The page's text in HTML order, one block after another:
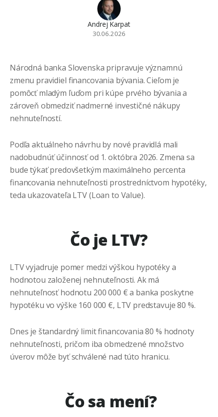
Andrej Karpat
30.06.2026
Národná banka Slovenska pripravuje významnú
zmenu pravidiel financovania bývania. Cieľom je
pomôcť mladým ľuďom pri kúpe prvého bývania a
zároveň obmedziť nadmerné investičné nákupy
nehnuteľností.
Podľa aktuálneho návrhu by nové pravidlá mali
nadobudnúť účinnosť od 1. októbra 2026. Zmena sa
bude týkať predovšetkým maximálneho percenta
financovania nehnuteľnosti prostredníctvom hypotéky,
teda ukazovateľa LTV (Loan to Value).
Čo je LTV?
LTV vyjadruje pomer medzi výškou hypotéky a
hodnotou založenej nehnuteľnosti. Ak má
nehnuteľnosť hodnotu 200 000 € a banka poskytne
hypotéku vo výške 160 000 €, LTV predstavuje 80 %.
Dnes je štandardný limit financovania 80 % hodnoty
nehnuteľnosti, pričom iba obmedzené množstvo
úverov môže byť schválené nad túto hranicu.
Čo sa mení?